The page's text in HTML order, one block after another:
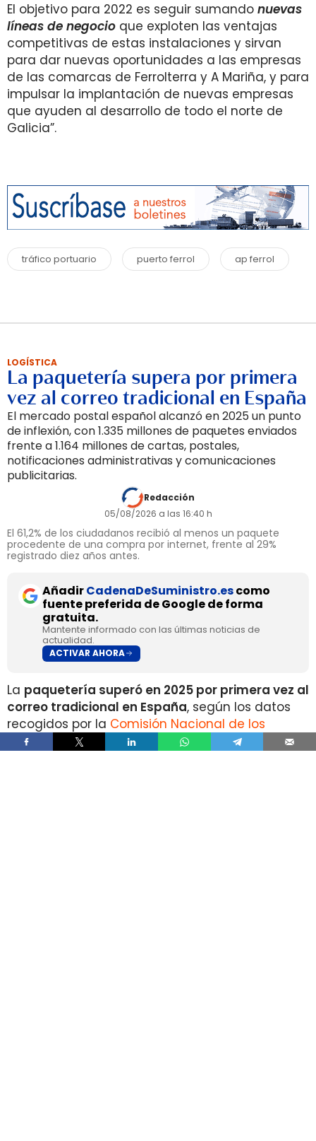
El objetivo para 2022 es seguir sumando nuevas
líneas de negocio que exploten las ventajas
competitivas de estas instalaciones y sirvan
para dar nuevas oportunidades a las empresas
de las comarcas de Ferrolterra y A Mariña, y para
impulsar la implantación de nuevas empresas
que ayuden al desarrollo de todo el norte de
Galicia”.
tráfico portuario puerto ferrol ap ferrol
LOGÍSTICA
La paquetería supera por primera
vez al correo tradicional en España
El mercado postal español alcanzó en 2025 un punto
de inflexión, con 1.335 millones de paquetes enviados
frente a 1.164 millones de cartas, postales,
notificaciones administrativas y comunicaciones
publicitarias.
Redacción
05/08/2026 a las 16:40 h
El 61,2% de los ciudadanos recibió al menos un paquete
procedente de una compra por internet, frente al 29%
registrado diez años antes.
AñadirCadenaDeSuministro.escomo
fuente preferida de Google de forma
gratuita.
Mantente informado con las últimas noticias de
actualidad.
ACTIVAR AHORA
La paquetería superó en 2025 por primera vez al
correo tradicional en España, según los datos
recogidos por la Comisión Nacional de los
Mercados y la Competenciaen su Informe Anual